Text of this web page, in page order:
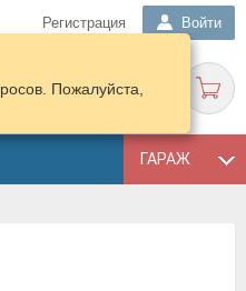
Регистрация Войти
ГАРАЖ
Пожалуйста,